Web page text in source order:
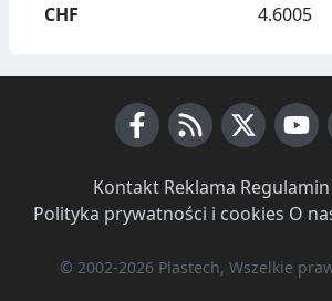
CHF 4.6005
Kontakt· Reklama
Polityka prywatności i cookies O
© 2002-2026 Plastech, Wszelkie